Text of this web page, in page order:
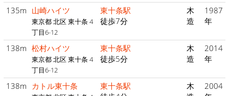
135m 山崎ハイツ
東京都 北区 東十条 4
丁目6-12
東十条駅
徒歩7分
木
造
1987
年
138m 松村ハイツ
東京都 北区 東十条 4
丁目6-12
東十条駅
徒歩5分
木
造
2014
年
138m カトル東十条
東十条駅
木
2004